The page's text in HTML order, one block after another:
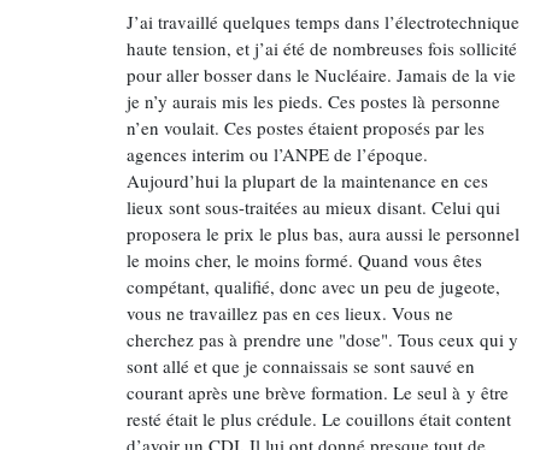
règle la question du pétrole dans les transports
terrestres sans obérer des surfaces agricoles. Il joue
coup double parce qu’il recycle l’huile de friture qui
a donc déjà joué son rôle alimentaire.
On ne parle pas de centrales communales de
méthanisation dans les banlieues ni les campagnes
françaises alors que les pays scandinaves et
l’Allemagne connaît ça depuis 30 ans. On continue
d’avoir des décharges et des incinérateurs polluants.
Il ya 40 ans, quand j’étais aux Amis de la Terre, on
trouvait des plans de méthanisateur individuel dans
les revues "alternatives" des baba cools. Tout le
monde se moquait de leur chêvres et de leur
libertinage. Personne en lisait leurs revues sur les
techniques bio qui furent toutes des echecs
J’ai travaillé quelques temps dans l’électrotechnique
haute tension, et j’ai été de nombreuses fois sollicité
pour aller bosser dans le Nucléaire. Jamais de la vie
je n’y aurais mis les pieds. Ces postes là personne
n’en voulait. Ces postes étaient proposés par les
agences interim ou l’ANPE de l’époque.
Aujourd’hui la plupart de la maintenance en ces
lieux sont sous-traitées au mieux disant. Celui qui
proposera le prix le plus bas, aura aussi le personnel
le moins cher, le moins formé. Quand vous êtes
compétant, qualifié, donc avec un peu de jugeote,
vous ne travaillez pas en ces lieux. Vous ne
cherchez pas à prendre une "dose". Tous ceux qui y
sont allé et que je connaissais se sont sauvé en
courant après une brève formation. Le seul à y être
resté était le plus crédule. Le couillons était content
d’avoir un CDI. Il lui ont donné presque tout de